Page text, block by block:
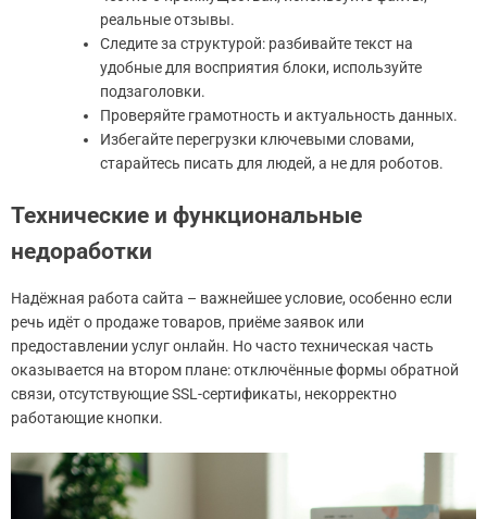
реальные отзывы.
Следите за структурой: разбивайте текст на
удобные для восприятия блоки, используйте
подзаголовки.
Проверяйте грамотность и актуальность данных.
Избегайте перегрузки ключевыми словами,
старайтесь писать для людей, а не для роботов.
Технические и функциональные
недоработки
Надёжная работа сайта – важнейшее условие, особенно если
речь идёт о продаже товаров, приёме заявок или
предоставлении услуг онлайн. Но часто техническая часть
оказывается на втором плане: отключённые формы обратной
связи, отсутствующие SSL-сертификаты, некорректно
работающие кнопки.